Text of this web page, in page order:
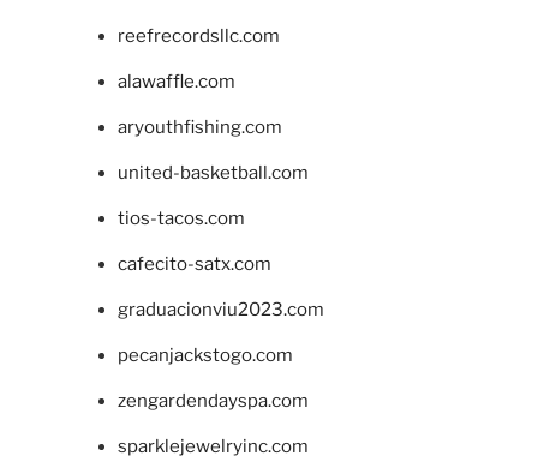
reefrecordsllc.com
alawaffle.com
aryouthfishing.com
united-basketball.com
tios-tacos.com
cafecito-satx.com
graduacionviu2023.com
pecanjackstogo.com
zengardendayspa.com
sparklejewelryinc.com